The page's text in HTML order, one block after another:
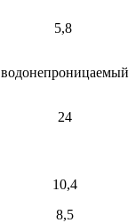
5,8
водонепроницаемый
24
10,4
8,5